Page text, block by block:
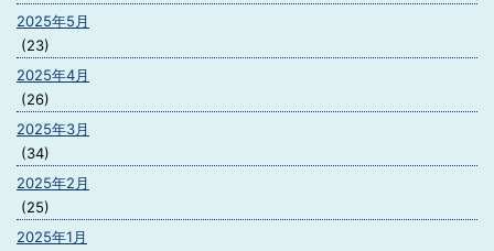
2025年5月
(23)
2025年4月
(26)
2025年3月
(34)
2025年2月
(25)
2025年1月